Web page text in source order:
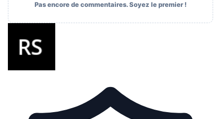
Pas encore de commentaires. Soyez le premier !